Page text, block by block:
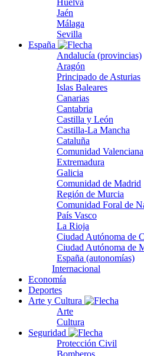
Huelva
Jaén
Málaga
Sevilla
España
Andalucía (provincias)
Aragón
Principado de Asturias
Islas Baleares
Canarias
Cantabria
Castilla y León
Castilla-La Mancha
Cataluña
Comunidad Valenciana
Extremadura
Galicia
Comunidad de Madrid
Región de Murcia
Comunidad Foral de
País Vasco
La Rioja
Ciudad Autónoma de
Ciudad Autónoma de
España (autonomías)
Internacional
Economía
Deportes
Arte y Cultura
Arte
Cultura
Seguridad
Protección Civil